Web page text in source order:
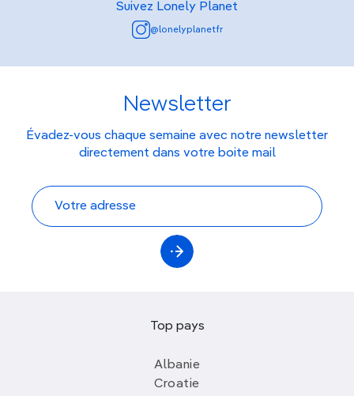
Suivez Lonely Planet
@lonelyplanetfr
Newsletter
Évadez-vous chaque semaine avec notre newsletter
directement dans votre boite mail
Top pays
Albanie
Croatie